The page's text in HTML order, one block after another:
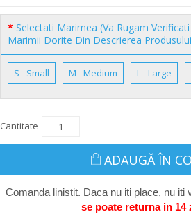
Selectati Marimea (Va Rugam
Marimii Dorite Din Descrierea
S - Small M - Medium L - Large
Cantitate
ADAUGĂ ÎN
Comanda linistit. Daca nu iti place, nu iti
se poate returna in 14